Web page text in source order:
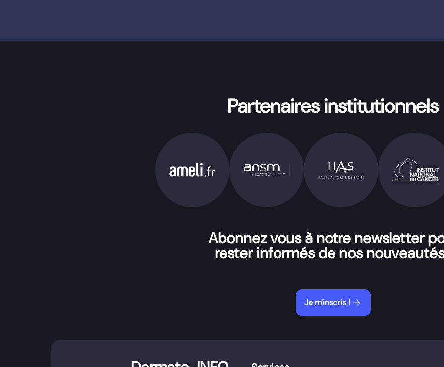
Partenaires institutionnels
Abonnez vous à notre newsletter
rester informés de nos
Je m'inscris ! arrow_forward